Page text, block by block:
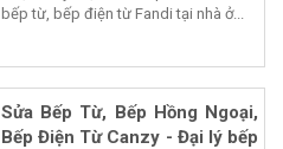
bếp từ, bếp điện từ Fandi tại nhà ở...
Sửa Bếp Từ, Bếp Hồng Ngoại,
Bếp Điện Từ Canzy - Đại lý bếp